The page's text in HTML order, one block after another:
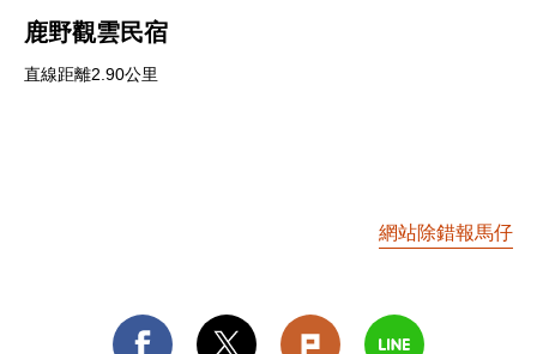
鹿野觀雲民宿
直線距離2.90公里
網站除錯報馬仔